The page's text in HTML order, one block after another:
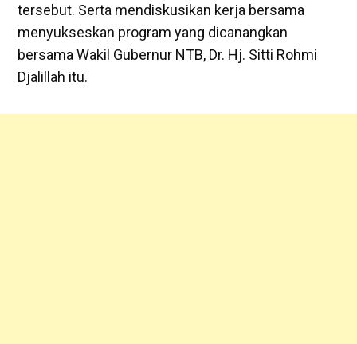
tersebut. Serta mendiskusikan kerja bersama
menyukseskan program yang dicanangkan
bersama Wakil Gubernur NTB, Dr. Hj. Sitti Rohmi
Djalillah itu.